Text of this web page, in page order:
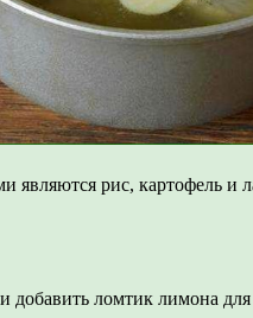
рис, картофель и
ломтик лимона